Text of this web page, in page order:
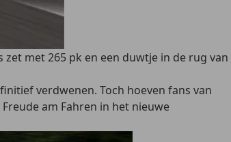
met 265 pk en een duwtje in de rug van
verdwenen. Toch hoeven fans van
Freude am Fahren in het nieuwe